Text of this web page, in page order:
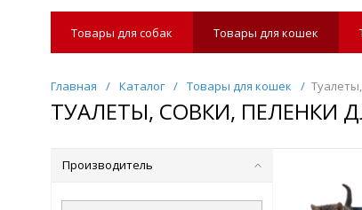
Товары для собак Товары для кошек
Главная / Каталог / Товары для кошек /
ТУАЛЕТЫ, СОВКИ, ПЕЛЕНКИ
Производитель